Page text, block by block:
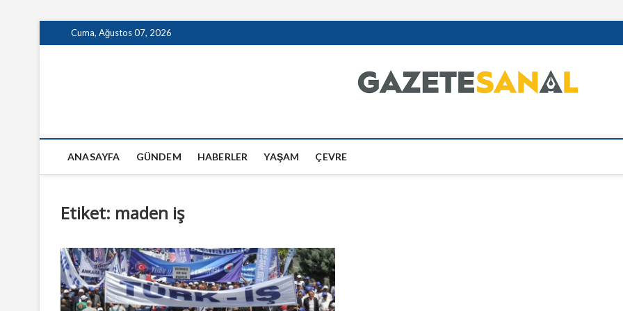
to
Cuma, Ağustos 07, 2026
ANASAYFA GÜNDEM HABERLER YAŞAM ÇEVRE
Etiket: maden iş